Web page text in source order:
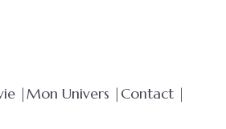
|Mon Univers | Contact |